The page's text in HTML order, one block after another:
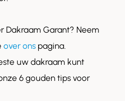
Dakraam Garant? Neem
over ons pagina.
uw dakraam kunt
6 gouden tips voor